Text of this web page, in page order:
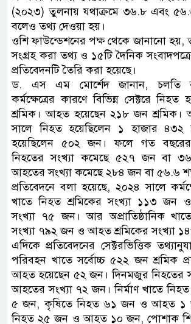
(২০২৩) তুলনায় যথাক্রমে ৩৬.৮ এবং
বলেও তথ্য দেওয়া হয়।
ওশি ফাউন্ডেশনের পক্ষ থেকে জানানো হয়,
সংগ্রহ করা তথ্য ও ১৫টি দৈনিক
প্রতিবেদনটি তৈরি করা হয়েছে।
ড. এস এম মোর্শেদ জানান, চলতি
কর্মক্ষেত্রের কারণে বিভিন্ন সেক্টরে
শ্রমিক। আহত হয়েছেন ২১৮ জন
সালে নিহত হয়েছিলেন ১ হাজার
হয়েছিলেন ৫০২ জন। ফলে গত
নিহতের সংখ্যা কমেছে ৫২৭ জন বা
আহতের সংখ্যা কমেছে ২৮৪ জন বা ৫৬.৬
প্রতিবেদনে বলা হয়েছে, ২০২৪ সালে
খাতে নিহত শ্রমিকের সংখ্যা ১১৩ জন
সংখ্যা ৭৫ জন। আর অপ্রাতিষ্ঠানিক
সংখ্যা ৭৯২ জন ও আহত শ্রমিকের সংখ্যা
এদিকে প্রতিবেদনের সেক্টরভিত্তিক
পরিবহন খাতে সর্বোচ্চ ৫২২ জন শ্রমিক
আহত হয়েছেন ৫২ জন। দিনমজুর নিহতের
আহতের সংখ্যা ৭২ জন। নির্মাণ খাতে
৫ জন, কৃষিতে নিহত ৬১ জন ও আহত ১
নিহত ২৫ জন ও আহত ১০ জন, পোশাক